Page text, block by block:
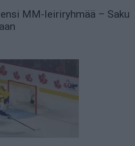
MM-leiriryhmää – Saku